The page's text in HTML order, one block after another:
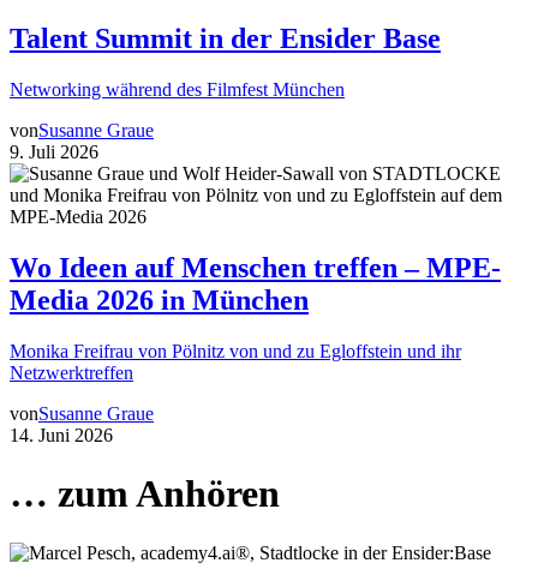
Talent Summit in der Ensider Base
Networking während des Filmfest München
vonSusanne Graue
9. Juli 2026
Wo Ideen auf Menschen treffen – MPE-
Media 2026 in München
Monika Freifrau von Pölnitz von und zu Egloffstein und ihr
Netzwerktreffen
vonSusanne Graue
14. Juni 2026
… zum Anhören